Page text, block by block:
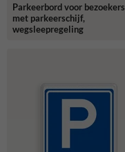
Parkeerbord voor bezoekers
met parkeerschijf,
wegsleepregeling